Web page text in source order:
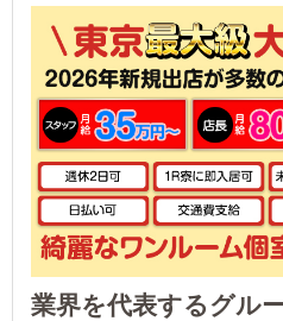
業界を代表するグル